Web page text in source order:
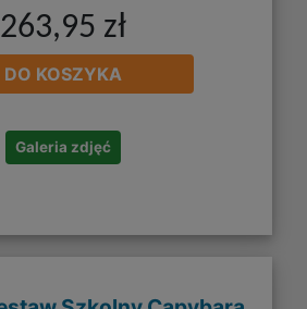
263,95 zł
DO KOSZYKA
Galeria zdjęć